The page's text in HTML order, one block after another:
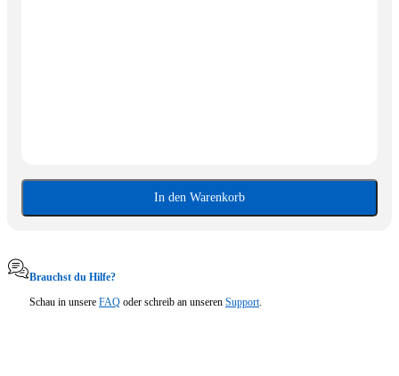
In den Warenkorb
Brauchst du Hilfe?
Schau in unsere FAQ oder schreib an unseren Support.